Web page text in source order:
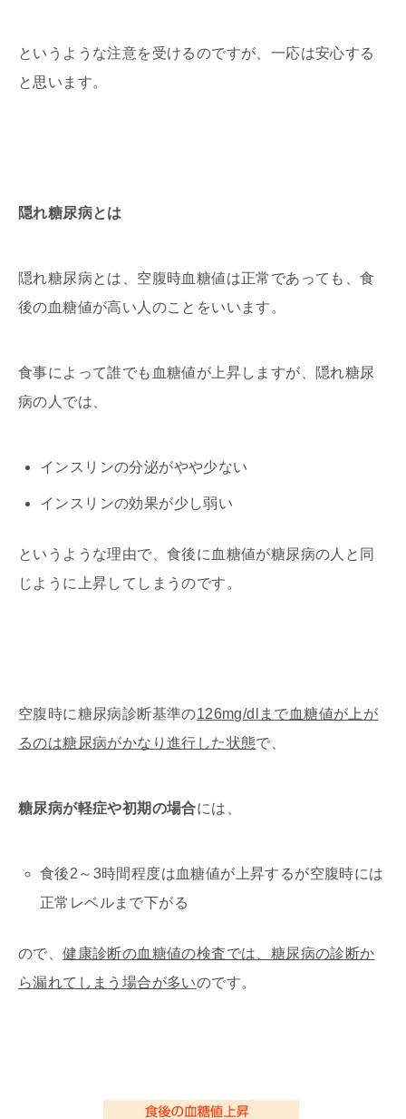
というような注意を受けるのですが、一応は安心する
と思います。
隠れ糖尿病とは
隠れ糖尿病とは、空腹時血糖値は正常であっても、食
後の血糖値が高い人のことをいいます。
食事によって誰でも血糖値が上昇しますが、隠れ糖尿
病の人では、
インスリンの分泌がやや少ない
インスリンの効果が少し弱い
というような理由で、食後に血糖値が糖尿病の人と同
じように上昇してしまうのです。
空腹時に糖尿病診断基準の126mg/dlまで血糖値が上が
るのは糖尿病がかなり進行した状態で、
糖尿病が軽症や初期の場合には、
食後2～3時間程度は血糖値が上昇するが空腹時には
正常レベルまで下がる
ので、健康診断の血糖値の検査では、糖尿病の診断か
ら漏れてしまう場合が多いのです。